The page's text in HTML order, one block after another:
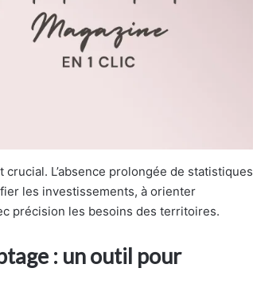
L’absence prolongée de statistiques
les investissements, à orienter
précision les besoins des territoires.
: un outil pour